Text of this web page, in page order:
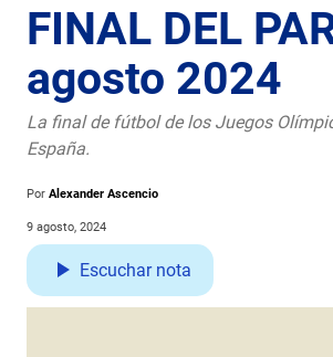
FINAL DEL
agosto 2024
La final de fútbol de los Juegos
España.
Por Alexander Ascencio
9 agosto, 2024
Escuchar nota